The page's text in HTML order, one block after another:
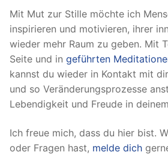
Mit Mut zur Stille möchte ich
inspirieren und motivieren, ihrer
wieder mehr Raum zu geben. Mit
Seite und in geführten
kannst du wieder in Kontakt mit
und so Veränderungsprozesse
Lebendigkeit und Freude in
Ich freue mich, dass du hier bist.
oder Fragen hast, melde dich